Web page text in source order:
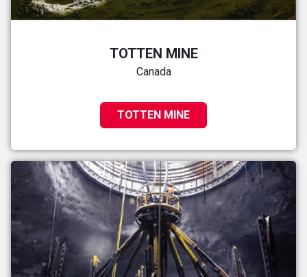
TOTTEN MINE
Canada
TOTTEN MINE